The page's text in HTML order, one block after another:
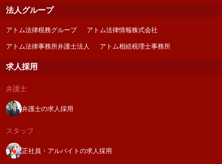
法人グループ
アトム法律税務グループ アトム法律情報株式会社
アトム法律事務所弁護士法人 アトム相続税理士事務所
求人採用
弁護士
弁護士の求人採用
スタッフ
正社員・アルバイトの求人採用